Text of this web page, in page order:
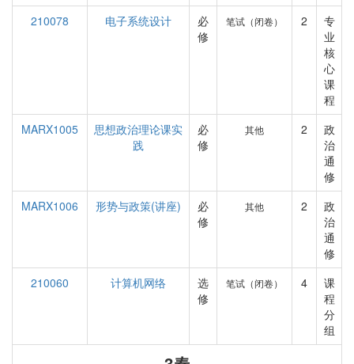
210078
电子系统设计
必
修
笔试（闭卷） 2
专
业
核
心
课
程
MARX1005
思想政治理论课实
践
必
修
其他 2
政
治
通
修
MARX1006
形势与政策(讲座)
必
修
其他 2
政
治
通
修
210060
计算机网络
选
修
笔试（闭卷） 4
课
程
分
组